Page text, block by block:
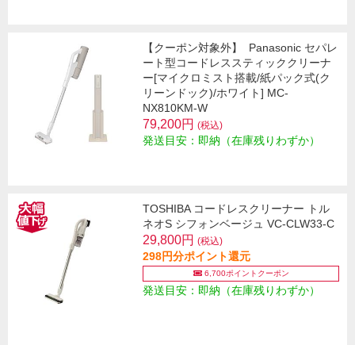
【クーポン対象外】
Panasonic セパレ
ート型コードレススティッククリーナ
ー[マイクロミスト搭載/紙パック式(ク
リーンドック)/ホワイト] MC-
NX810KM-W
79,200円 (税込)
発送目安：即納（在庫残りわずか）
TOSHIBA コードレスクリーナー トル
ネオS シフォンベージュ VC-CLW33-C
29,800円 (税込)
298円分ポイント還元
6,700ポイントクーポン
発送目安：即納（在庫残りわずか）